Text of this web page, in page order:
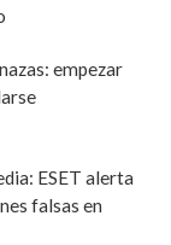
empezar
ESET alerta
falsas en